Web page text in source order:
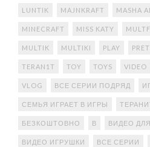
LUNTIK MAJNKRAFT MASHA
MINECRAFT MISS KATY
MULTIK MULTIKI PLAY
TERAN1T TOY TOYS VIDEO
VLOG ВСЕ СЕРИИ ПОДРЯД
СЕМЬЯ ИГРАЕТ В ИГРЫ
БЕЗКОШТОВНО В ВИДЕО
ВИДЕО ИГРУШКИ ВСЕ СЕРИИ